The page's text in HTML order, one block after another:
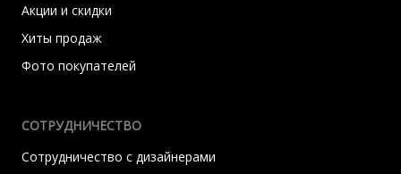
Акции и скидки
Хиты продаж
Фото покупателей
СОТРУДНИЧЕСТВО
Сотрудничество с дизайнерами